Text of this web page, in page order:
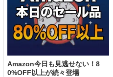
Amazon今日も見逃せない！8
0%OFF以上が続々登場